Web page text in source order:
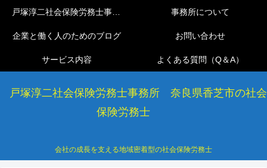
戸塚淳二社会保険労務士事務所 奈良県香芝市の社会
保険労務士
会社の成長を支える地域密着型の社会保険労務士
戸塚淳二社会保険労務士事務所 事務所について
企業と働く人のためのブログ お問い合わせ
サービス内容 よくある質問（Q＆A）